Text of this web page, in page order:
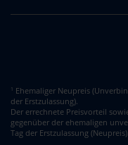
1 Ehemaliger Neupreis
der Erstzulassung).
Der errechnete Preisvorteil
gegenüber der ehemaligen
Tag der Erstzulassung (Neupreis).